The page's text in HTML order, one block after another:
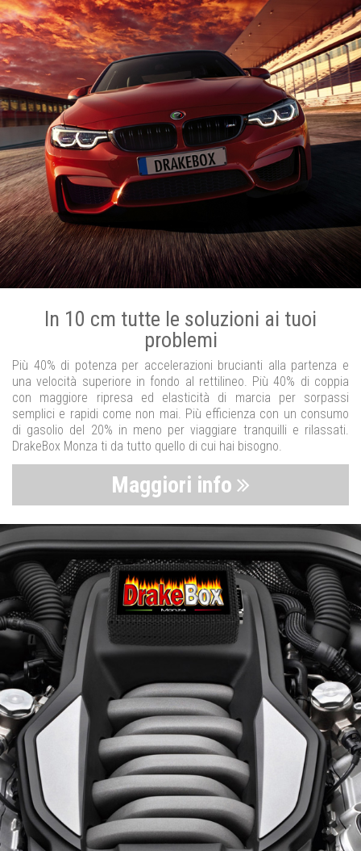
In 10 cm tutte le soluzioni ai tuoi
problemi
Più 40% di potenza per accelerazioni brucianti alla partenza e
una velocità superiore in fondo al rettilineo. Più 40% di coppia
con maggiore ripresa ed elasticità di marcia per sorpassi
semplici e rapidi come non mai. Più efficienza con un consumo
di gasolio del 20% in meno per viaggiare tranquilli e rilassati.
DrakeBox Monza ti da tutto quello di cui hai bisogno.
Maggiori info